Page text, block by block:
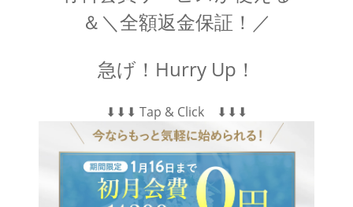
＆＼全額返金保証！／
急げ！Hurry Up！
⬇︎⬇︎⬇︎ Tap & Click ⬇︎⬇︎⬇︎